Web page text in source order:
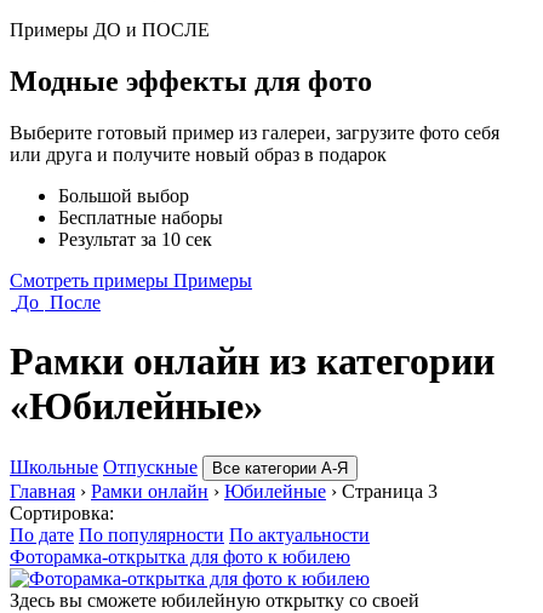
Примеры ДО и ПОСЛЕ
Модные эффекты для фото
Выберите готовый пример из галереи, загрузите фото себя
или друга и получите новый образ в подарок
Большой выбор
Бесплатные наборы
Результат за 10 сек
Смотреть примеры Примеры
До После
Рамки онлайн из категории
«Юбилейные»
Школьные Отпускные Все категории А-Я
Главная › Рамки онлайн › Юбилейные › Страница 3
Сортировка:
По дате По популярности По актуальности
Фоторамка-открытка для фото к юбилею
Здесь вы сможете юбилейную открытку со своей